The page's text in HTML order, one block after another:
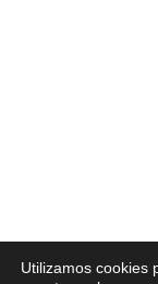
Aviso legal·
Utilizamos cookies